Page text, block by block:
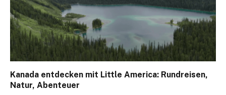
Kanada entdecken mit Little America: Rundreisen,
Natur, Abenteuer